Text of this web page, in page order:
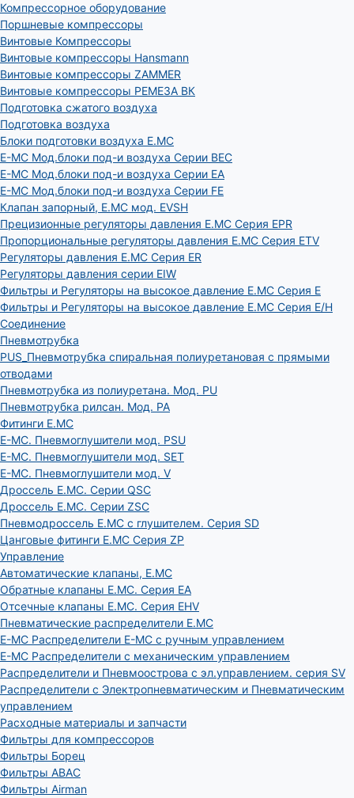
Компрессорное оборудование
Поршневые компрессоры
Винтовые Компрессоры
Винтовые компрессоры Hansmann
Винтовые компрессоры ZAMMER
Винтовые компрессоры РЕМЕЗА ВК
Подготовка сжатого воздуха
Подготовка воздуха
Блоки подготовки воздуха E.MC
E-MC Мод.блоки под-и воздуха Серии BEC
E-MC Мод.блоки под-и воздуха Серии EA
E-MC Мод.блоки под-и воздуха Серии FE
Клапан запорный, E.MC мод. EVSH
Прецизионные регуляторы давления E.MC Серия EPR
Пропорциональные регуляторы давления E.MC Серия ETV
Регуляторы давления E.MC Серия ER
Регуляторы давления серии EIW
Фильтры и Регуляторы на высокое давление E.MC Серия E
Фильтры и Регуляторы на высокое давление E.MC Серия E/H
Соединение
Пневмотрубка
PUS_Пневмотрубка спиральная полиуретановая с прямыми
отводами
Пневмотрубка из полиуретана. Мод. РU
Пневмотрубка рилсан. Мод. PA
Фитинги E.MC
E-MC. Пневмоглушители мод. PSU
E-MC. Пневмоглушители мод. SET
E-MC. Пневмоглушители мод. V
Дроссель E.MC. Серии QSC
Дроссель E.MC. Серии ZSC
Пневмодроссель E.MC с глушителем. Серия SD
Цанговые фитинги E.MC Серия ZP
Управление
Автоматические клапаны, Е.МС
Обратные клапаны E.MC. Серия EA
Отсечные клапаны E.MC. Серия EHV
Пневматические распределители E.MC
E-MC Распределители E-MC с ручным управлением
E-MC Распределители с механическим управлением
Распределители и Пневмоострова с эл.управлением. серия SV
Распределители с Электропневматическим и Пневматическим
управлением
Расходные материалы и запчасти
Фильтры для компрессоров
Фильтры Борец
Фильтры ABAC
Фильтры Airman